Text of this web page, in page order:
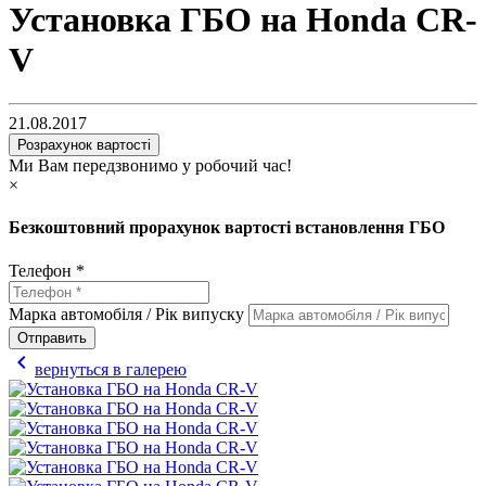
Установка ГБО на Honda CR-
V
21.08.2017
Розрахунок вартості
Ми Вам передзвонимо у робочий час!
×
Безкоштовний прорахунок вартості встановлення ГБО
Телефон *
Марка автомобіля / Рік випуску
Отправить
chevron_left вернуться в галерею